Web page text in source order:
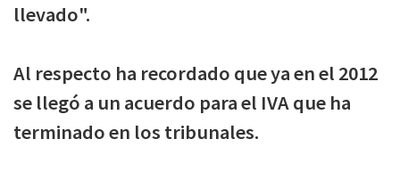
llevado".
Al respecto ha recordado que ya en el 2012
se llegó a un acuerdo para el IVA que ha
terminado en los tribunales.